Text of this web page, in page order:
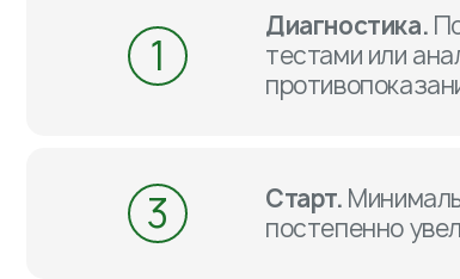
1
Диагностика.
тестами или
3 Старт.
постепенно